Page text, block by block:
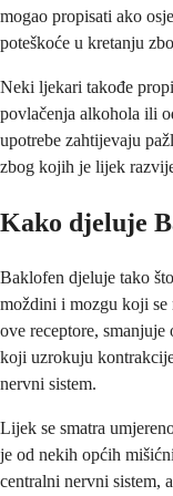
mogao propisati ako
poteškoće u kretanju
Neki ljekari takođe
povlačenja alkohola ili
upotrebe zahtijevaju
zbog kojih je lijek
Kako djeluje
Baklofen djeluje tako
moždini i mozgu koji
ove receptore, smanjuje
koji uzrokuju
nervni sistem.
Lijek se smatra
je od nekih općih
centralni nervni sistem,